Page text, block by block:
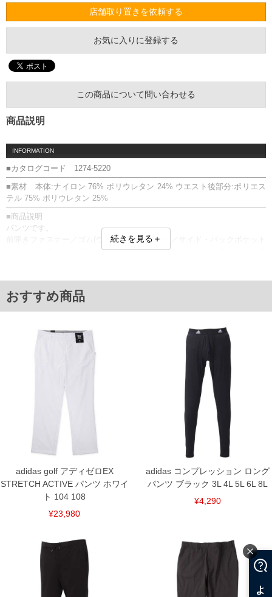
店舗取り置きを依頼する
お気に入りに登録する
この商品について問い合わせる
商品説明
INFORMATION
■カタログコード 1274-5220
■素材 本体:ナイロン 76% ポリウレタン 24% ウエスト後部分:ポリエス
テル 75% ポリウレタン 25%
■商品説明
パンツです。
前開きファスナー／ゴム(ウエストバック部分)／サイド・バックポケット
／ボール・ティー用ポケット／ベルトループ5本／エクストラストレッチ
■サイズ表
サイズ/ウエスト/股下/わたり幅/ヒップ/総丈
下着(肌着)やワイシャツは商品の性質上、返品交換不可とさせて頂いております。予め
ご了承くださいませ。
備考欄に股下●cmとご記入下さい。（裾上げ無料対象商品は1本につき税込6,000円以
上の品が対象。1本5,999円以下の商品は有料（500円+税）となります。）
尚、裾上げした商品は返品・交換不可となりますので、予めご了承下さい。
一部、お直しに対応出来ない商品がございます。(例：裾にファスナーや調節ひもが付
いている、極端なデザインが施されている等)
※商品によって若干のサイズの誤差がございます。また、お客様がご使用の環境（コ
ンピュータ画面）によって、商品の色味が若干異なる場合がございます。予めご了承
※当店での掲載商品は、実店鋪と在庫を共用しておりますので店頭での売り違い、店
連絡させて頂きますので予めご了承ください。
続きを見る＋
おすすめ商品
adidas golf アディゼロEX
STRETCH ACTIVE パンツ ホワイ
ト 104 108
¥23,980
adidas コンプレッション ロング
パンツ ブラック 3L 4L 5L 6L 8L
¥4,290